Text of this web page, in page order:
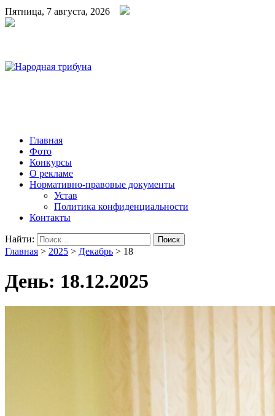
Пятница, 7 августа, 2026
Главная
Фото
Конкурсы
О рекламе
Нормативно-правовые документы
Устав
Политика конфиденциальности
Контакты
Найти:
Главная > 2025 > Декабрь > 18
День: 18.12.2025